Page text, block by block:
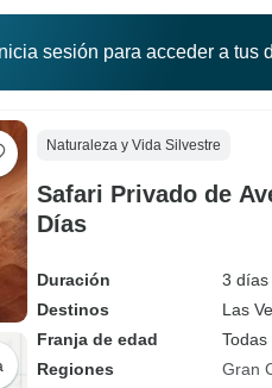
sesión para acceder a tus
Naturaleza y Vida Silvestre
Safari Privado de
Días
Duración
3 días
Destinos
Las
Franja de edad
Regiones
Gran